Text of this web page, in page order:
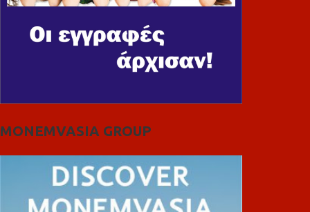
MONEMVASIA GROUP